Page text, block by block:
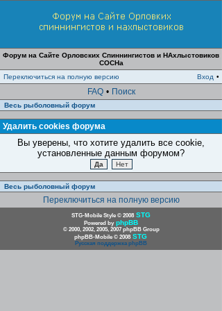
Форум на Сайте Орловских Спиннингистов и НАхлыстовиков
СОСНа
Переключиться на полную версию
Вход •
FAQ • Поиск
Весь рыболовный форум
Удалить cookies форума
Вы уверены, что хотите удалить все cookie,
установленные данным форумом?
Весь рыболовный форум
Переключиться на полную версию
STG-Mobile Style © 2008 STG
Powered by phpBB
© 2000, 2002, 2005, 2007 phpBB Group
phpBB-Mobile © 2008 STG
Русская поддержка phpBB